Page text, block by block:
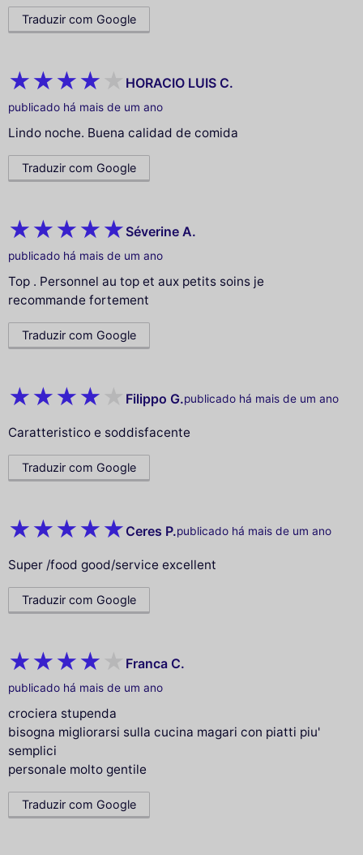
Traduzir com Google
HORACIO LUIS C.
publicado há mais de um ano
Lindo noche. Buena calidad de comida
Traduzir com Google
Séverine A.
publicado há mais de um ano
Top . Personnel au top et aux petits soins je
recommande fortement
Traduzir com Google
Filippo G.publicado há mais de um ano
Caratteristico e soddisfacente
Traduzir com Google
Ceres P.publicado há mais de um ano
Super /food good/service excellent
Traduzir com Google
Franca C.
publicado há mais de um ano
crociera stupenda
bisogna migliorarsi sulla cucina magari con piatti piu'
semplici
personale molto gentile
Traduzir com Google